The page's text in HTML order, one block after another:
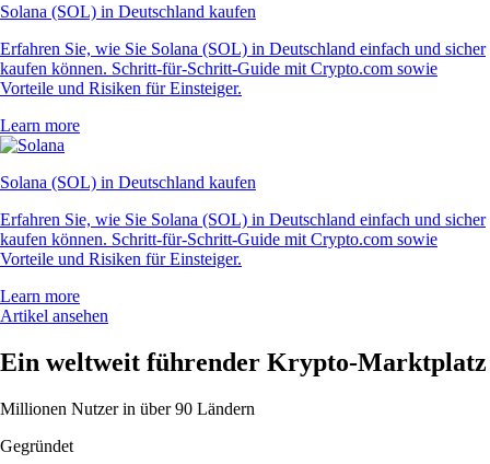
Solana (SOL) in Deutschland kaufen
Erfahren Sie, wie Sie Solana (SOL) in Deutschland einfach und sicher
kaufen können. Schritt-für-Schritt-Guide mit Crypto.com sowie
Vorteile und Risiken für Einsteiger.
Learn more
Solana (SOL) in Deutschland kaufen
Erfahren Sie, wie Sie Solana (SOL) in Deutschland einfach und sicher
kaufen können. Schritt-für-Schritt-Guide mit Crypto.com sowie
Vorteile und Risiken für Einsteiger.
Learn more
Artikel ansehen
Ein weltweit führender Krypto-Marktplatz
Millionen Nutzer in über 90 Ländern
Gegründet